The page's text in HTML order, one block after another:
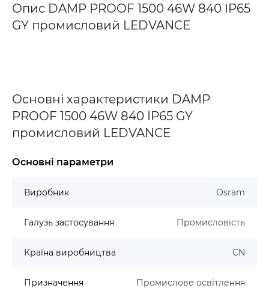
Опис DAMP PROOF 1500 46W 840 IP65
GY промисловий LEDVANCE
Основні характеристики DAMP
PROOF 1500 46W 840 IP65 GY
промисловий LEDVANCE
Основні параметри
Виробник Osram
Галузь застосування Промисловість
Країна виробництва CN
Призначення Промислове освітлення